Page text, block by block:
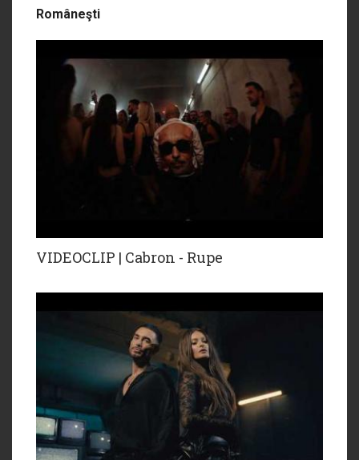
Româneşti
VIDEOCLIP | Cabron - Rupe